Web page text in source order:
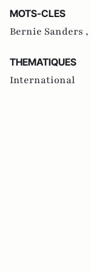
MOTS-CLES
Bernie Sanders ,
THEMATIQUES
International